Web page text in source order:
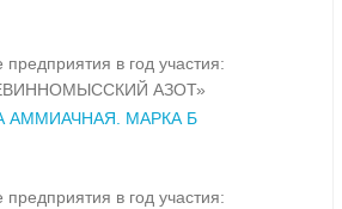
предприятия в год участия:
АЗОТ»
АММИАЧНАЯ. МАРКА Б
предприятия в год участия: